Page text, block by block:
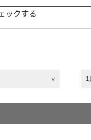
ックする